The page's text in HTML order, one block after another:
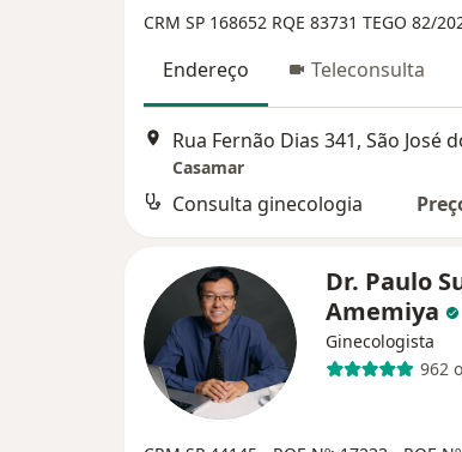
CRM SP 168652 RQE 83731 TEGO 82/
Endereço Teleconsulta
Casamar
Consulta ginecologia
Dr. Paulo
Amemiya
Ginecologista
962